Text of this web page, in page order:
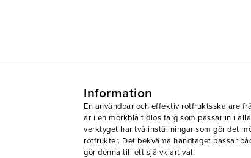
Information
En användbar och effektiv rotfruktsskalare
är i en mörkblå tidlös färg som passar in i
verktyget har två inställningar som gör det
rotfrukter. Det bekväma handtaget passar
gör denna till ett självklart val.